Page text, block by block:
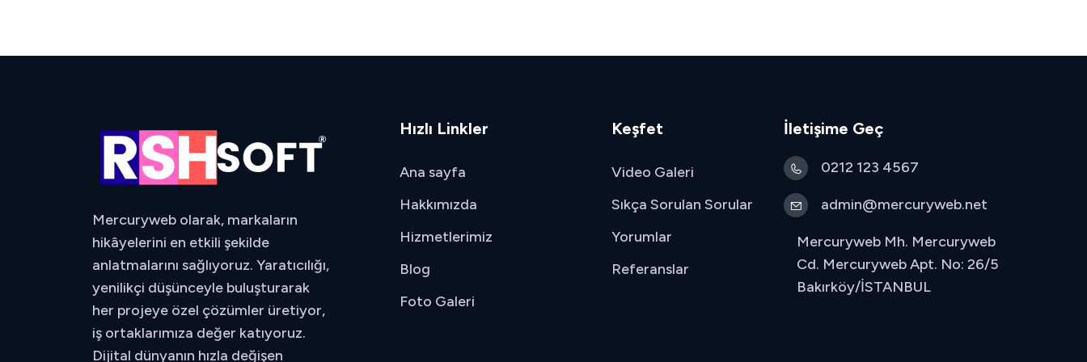
Mercuryweb olarak, markaların
hikâyelerini en etkili şekilde
anlatmalarını sağlıyoruz. Yaratıcılığı,
yenilikçi düşünceyle buluşturarak
her projeye özel çözümler üretiyor,
iş ortaklarımıza değer katıyoruz.
Dijital dünyanın hızla değişen
Hızlı Linkler
Ana sayfa
Hakkımızda
Hizmetlerimiz
Blog
Foto Galeri
Keşfet
Video Galeri
Sıkça Sorulan Sorular
Yorumlar
Referanslar
İletişime Geç
0212 123 4567
admin@mercuryweb.net
Mercuryweb Mh. Mercuryweb
Cd. Mercuryweb Apt. No: 26/5
Bakırköy/İSTANBUL